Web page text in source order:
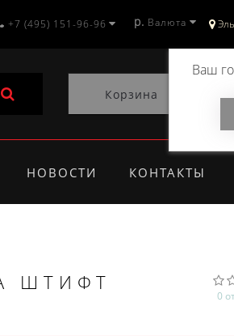
Ваш
+7 (495) 151-96-96 р. Валюта
Корзина
НОВОСТИ КОНТАКТЫ
ШТИФТ
0